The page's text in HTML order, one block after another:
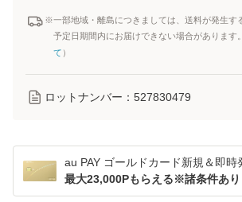
※一部地域・離島につきましては、送料が発生す
予定日期間内にお届けできない場合があります
て ）
ロットナンバー： 527830479
au PAY ゴールドカード新規＆即時
最大23,000Pもらえる※諸条件あり